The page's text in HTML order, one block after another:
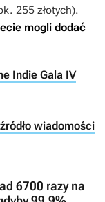
255 złotych).
mogli dodać
Indie Gala IV
wiadomości
6700 razy na